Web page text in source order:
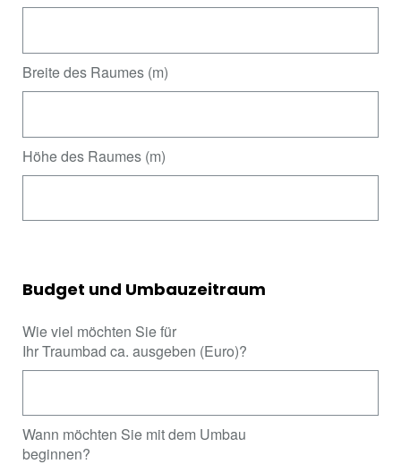
Breite des Raumes (m)
Höhe des Raumes (m)
Budget und Umbauzeitraum
Wie viel möchten Sie für
Ihr Traumbad ca. ausgeben (Euro)?
Wann möchten Sie mit dem Umbau
beginnen?